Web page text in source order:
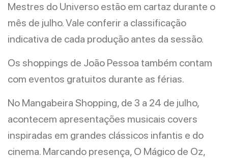
Mestres do Universo estão em cartaz durante o
mês de julho. Vale conferir a classificação
indicativa de cada produção antes da sessão.
Os shoppings de João Pessoa também contam
com eventos gratuitos durante as férias.
No Mangabeira Shopping, de 3 a 24 de julho,
acontecem apresentações musicais covers
inspiradas em grandes clássicos infantis e do
cinema. Marcando presença, O Mágico de Oz,